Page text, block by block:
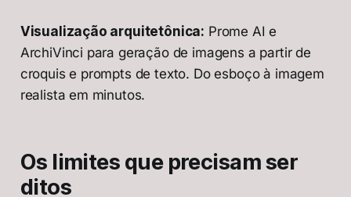
Visualização arquitetônica: Prome AI e
ArchiVinci para geração de imagens a partir de
croquis e prompts de texto. Do esboço à imagem
realista em minutos.
Os limites que precisam ser
ditos